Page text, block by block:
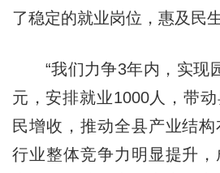
了稳定的就业岗位，惠及民生
“我们力争3年内，实现
元，安排就业1000人，带
民增收，推动全县产业结构
行业整体竞争力明显提升